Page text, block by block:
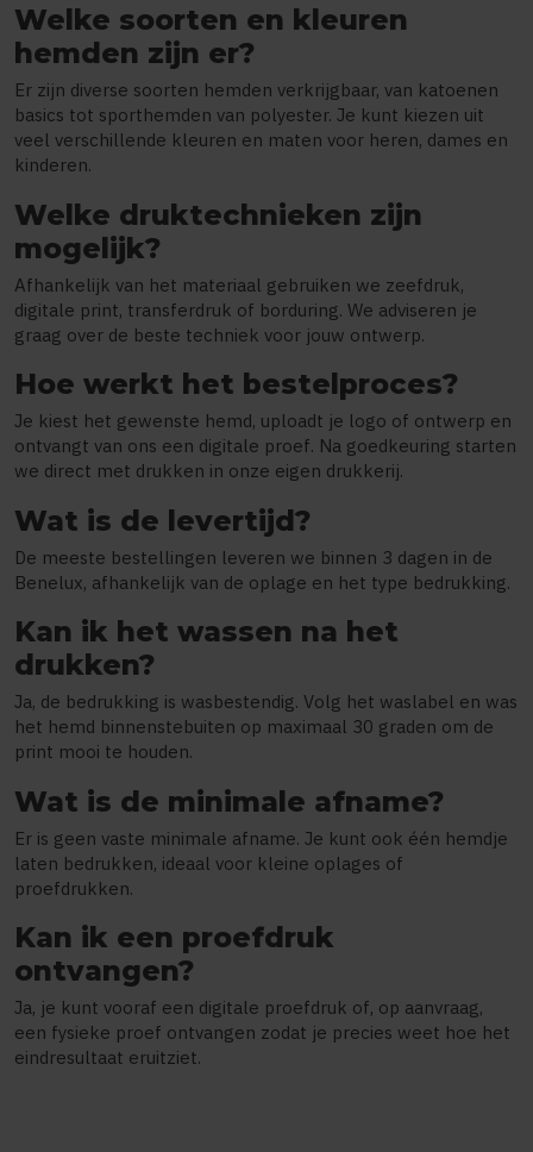
Welke soorten en kleuren
hemden zijn er?
Er zijn diverse soorten hemden verkrijgbaar, van katoenen
basics tot sporthemden van polyester. Je kunt kiezen uit
veel verschillende kleuren en maten voor heren, dames en
kinderen.
Welke druktechnieken zijn
mogelijk?
Afhankelijk van het materiaal gebruiken we zeefdruk,
digitale print, transferdruk of borduring. We adviseren je
graag over de beste techniek voor jouw ontwerp.
Hoe werkt het bestelproces?
Je kiest het gewenste hemd, uploadt je logo of ontwerp en
ontvangt van ons een digitale proef. Na goedkeuring starten
we direct met drukken in onze eigen drukkerij.
Wat is de levertijd?
De meeste bestellingen leveren we binnen 3 dagen in de
Benelux, afhankelijk van de oplage en het type bedrukking.
Kan ik het wassen na het
drukken?
Ja, de bedrukking is wasbestendig. Volg het waslabel en was
het hemd binnenstebuiten op maximaal 30 graden om de
print mooi te houden.
Wat is de minimale afname?
Er is geen vaste minimale afname. Je kunt ook één hemdje
laten bedrukken, ideaal voor kleine oplages of
proefdrukken.
Kan ik een proefdruk
ontvangen?
Ja, je kunt vooraf een digitale proefdruk of, op aanvraag,
een fysieke proef ontvangen zodat je precies weet hoe het
eindresultaat eruitziet.